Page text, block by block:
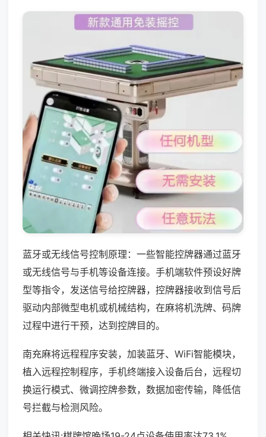
蓝牙或无线信号控制原理：一些智能控牌器通过蓝牙
或无线信号与手机等设备连接。手机端软件预设好牌
型等指令，发送信号给控牌器，控牌器接收到信号后
驱动内部微型电机或机械结构，在麻将机洗牌、码牌
过程中进行干预，达到控牌目的。
南充麻将远程程序安装，加装蓝牙、WiFi智能模块，
植入远程控制程序，手机终端接入设备后台，远程切
换运行模式、微调控牌参数，数据加密传输，降低信
号拦截与检测风险。